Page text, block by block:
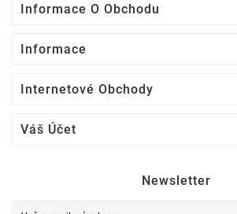
Informace O Obchodu
Informace
Internetové Obchody
Váš Účet
Newsletter